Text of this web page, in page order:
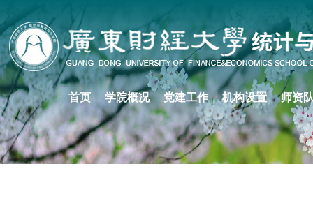
首页 学院概况 党建工作 机构设置 师资